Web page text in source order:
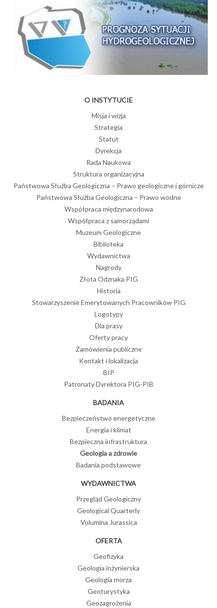
O INSTYTUCIE
Misja i wizja
Strategia
Statut
Dyrekcja
Rada Naukowa
Struktura organizacyjna
Państwowa Służba Geologiczna – Prawo geologiczne i górnicze
Państwowa Służba Geologiczna – Prawo wodne
Współpraca międzynarodowa
Współpraca z samorządami
Muzeum Geologiczne
Biblioteka
Wydawnictwa
Nagrody
Złota Odznaka PIG
Historia
Stowarzyszenie Emerytowanych Pracowników PIG
Logotypy
Dla prasy
Oferty pracy
Zamówienia publiczne
Kontakt i lokalizacja
BIP
Patronaty Dyrektora PIG-PIB
BADANIA
Bezpieczeństwo energetyczne
Energia i klimat
Bezpieczna infrastruktura
Geologia a zdrowie
Badania podstawowe
WYDAWNICTWA
Przegląd Geologiczny
Geological Quarterly
Volumina Jurassica
OFERTA
Geofizyka
Geologia inżynierska
Geologia morza
Geoturystyka
Geozagrożenia